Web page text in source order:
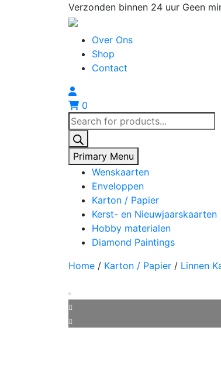
Verzonden binnen 24 uur Geen
Over Ons
Shop
Contact
0
Producten
zoeken
Primary Menu
Wenskaarten
Enveloppen
Karton / Papier
Kerst- en Nieuwjaarskaarten
Hobby materialen
Diamond Paintings
Home / Karton / Papier / Linnen